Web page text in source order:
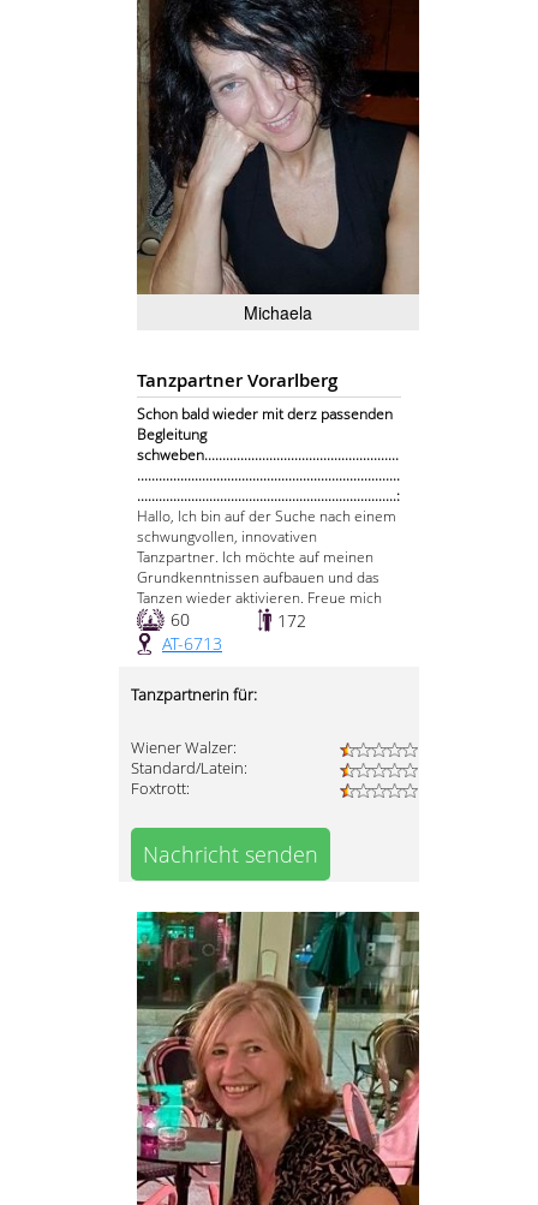
Michaela
Tanzpartner Vorarlberg
Schon bald wieder mit derz passenden
Begleitung
schweben......................................................
.........................................................................
........................................................................:
Hallo, Ich bin auf der Suche nach einem
schwungvollen, innovativen
Tanzpartner. Ich möchte auf meinen
Grundkenntnissen aufbauen und das
Tanzen wieder aktivieren. Freue mich
60
172
AT-6713
Tanzpartnerin für:
Wiener Walzer:
Standard/Latein:
Foxtrott:
Nachricht senden